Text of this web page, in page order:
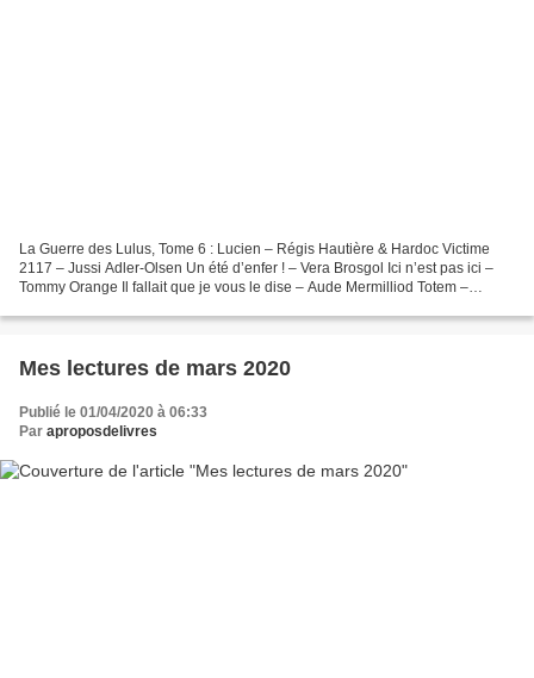
La Guerre des Lulus, Tome 6 : Lucien – Régis Hautière & Hardoc Victime
2117 – Jussi Adler-Olsen Un été d’enfer ! – Vera Brosgol Ici n’est pas ici –
Tommy Orange Il fallait que je vous le dise – Aude Mermilliod Totem –
Mes lectures de mars 2020
Publié le 01/04/2020 à 06:33
Par aproposdelivres